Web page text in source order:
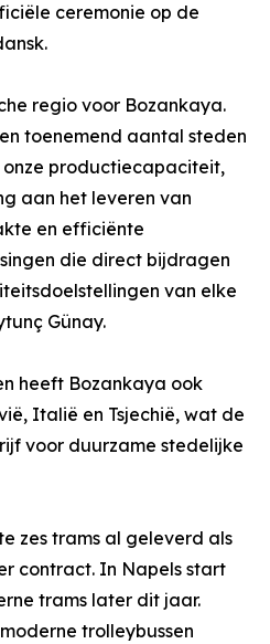
ceremonie op de
regio voor Bozankaya.
toenemend aantal steden
productiecapaciteit,
aan het leveren van
en efficiënte
die direct bijdragen
van elke
Günay.
heeft Bozankaya ook
Italië en Tsjechië, wat de
voor duurzame stedelijke
zes trams al geleverd als
contract. In Napels start
trams later dit jaar.
trolleybussen